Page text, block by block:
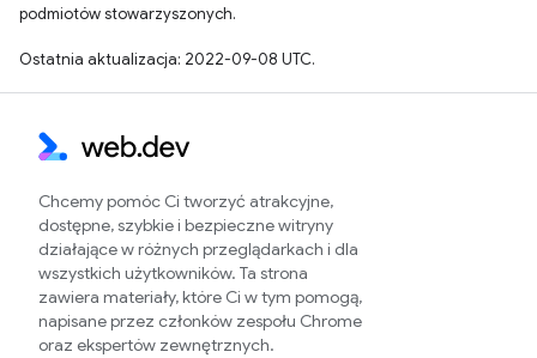
podmiotów stowarzyszonych.
Ostatnia aktualizacja: 2022-09-08 UTC.
Chcemy pomóc Ci tworzyć atrakcyjne,
dostępne, szybkie i bezpieczne witryny
działające w różnych przeglądarkach i dla
wszystkich użytkowników. Ta strona
zawiera materiały, które Ci w tym pomogą,
napisane przez członków zespołu Chrome
oraz ekspertów zewnętrznych.